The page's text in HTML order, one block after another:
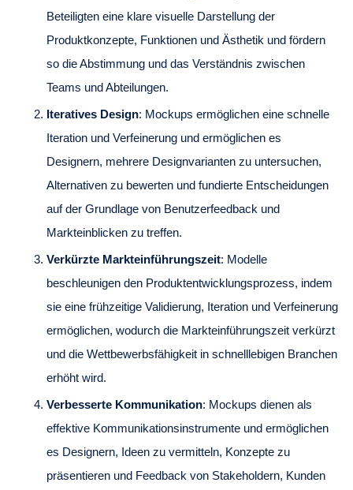
Beteiligten eine klare visuelle Darstellung der
Produktkonzepte, Funktionen und Ästhetik und fördern
so die Abstimmung und das Verständnis zwischen
Teams und Abteilungen.
Iteratives Design: Mockups ermöglichen eine schnelle
Iteration und Verfeinerung und ermöglichen es
Designern, mehrere Designvarianten zu untersuchen,
Alternativen zu bewerten und fundierte Entscheidungen
auf der Grundlage von Benutzerfeedback und
Markteinblicken zu treffen.
Verkürzte Markteinführungszeit: Modelle
beschleunigen den Produktentwicklungsprozess, indem
sie eine frühzeitige Validierung, Iteration und Verfeinerung
ermöglichen, wodurch die Markteinführungszeit verkürzt
und die Wettbewerbsfähigkeit in schnelllebigen Branchen
erhöht wird.
Verbesserte Kommunikation: Mockups dienen als
effektive Kommunikationsinstrumente und ermöglichen
es Designern, Ideen zu vermitteln, Konzepte zu
präsentieren und Feedback von Stakeholdern, Kunden